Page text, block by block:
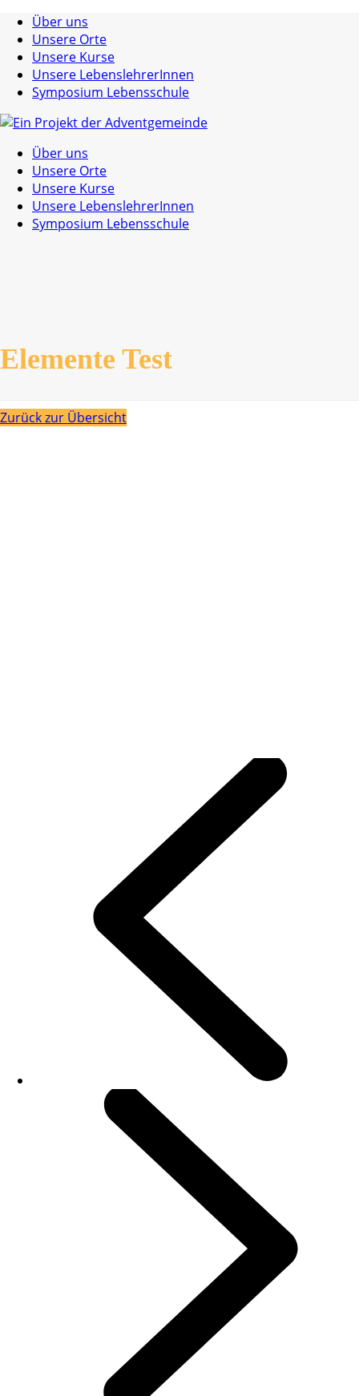
Über uns
Unsere Orte
Unsere Kurse
Unsere LebenslehrerInnen
Symposium Lebensschule
Über uns
Unsere Orte
Unsere Kurse
Unsere LebenslehrerInnen
Symposium Lebensschule
Elemente Test
Zurück zur Übersicht